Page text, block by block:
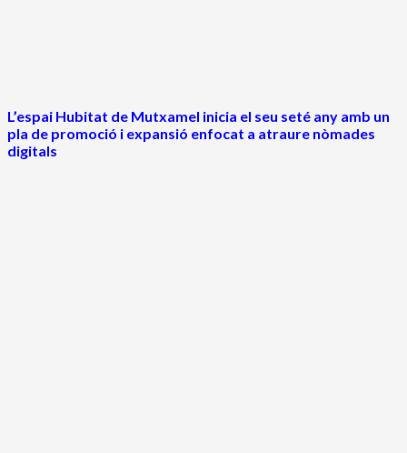
L’espai Hubitat de Mutxamel inicia el seu seté any amb un
pla de promoció i expansió enfocat a atraure nòmades
digitals